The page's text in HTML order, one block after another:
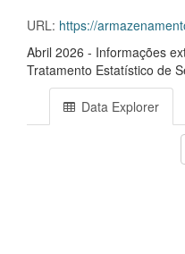
URL: https://armazenamento-dadosabertos.s3.sa-east-1.amazonaws.com/PDA_2025_2027/Grupos_de_dados/
Abril 2026 - Informações
Tratamento Estatístico de
Data Explorer